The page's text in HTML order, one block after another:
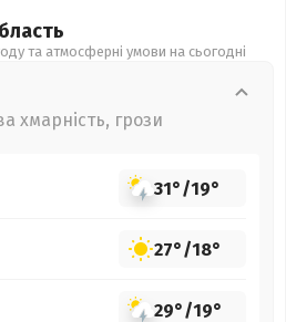
та атмосферні умови на сьогодні
хмарність, грози
31°/19°
27°/18°
29°/19°